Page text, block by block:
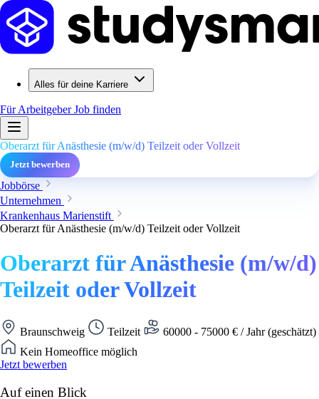
Alles für deine Karriere
Für ArbeitgeberJob finden
Oberarzt für Anästhesie (m/w/d) Teilzeit oder Vollzeit
Jetzt bewerben
Jobbörse
Unternehmen
Krankenhaus Marienstift
Oberarzt für Anästhesie (m/w/d) Teilzeit oder Vollzeit
Oberarzt für Anästhesie (m/w/d)
Teilzeit oder Vollzeit
Braunschweig Teilzeit
60000 - 75000 € / Jahr (geschätzt)
Kein Homeoffice möglich
Jetzt bewerben
Auf einen Blick